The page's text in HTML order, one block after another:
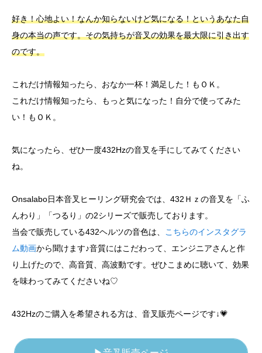
好き！心地よい！なんか知らないけど気になる！というあなた自
身の本当の声です。その気持ちが音叉の効果を最大限に引き出す
のです。
これだけ情報知ったら、おなか一杯！満足した！もＯＫ。
これだけ情報知ったら、もっと気になった！自分で使ってみた
い！もＯＫ。
気になったら、ぜひ一度432Hzの音叉を手にしてみてください
ね。
Onsalabo日本音叉ヒーリング研究会では、432Ｈｚの音叉を「ふ
んわり」「つるり」の2シリーズで販売しております。
当会で販売している432ヘルツの音色は、
こちらのインスタグラ
ム動画から聞けます♪音質にはこだわって、エンジニアさんと作
り上げたので、高音質、高波動です。ぜひこまめに聴いて、効果
を味わってみてくださいね♡
432Hzのご購入を希望される方は、音叉販売ページです↓💗